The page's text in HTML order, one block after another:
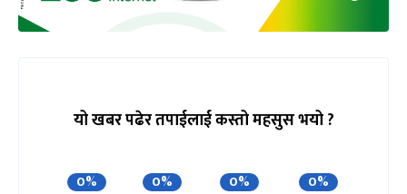
यो खबर पढेर तपाईलाई कस्तो महसुस भयो ?
0% 0% 0% 0%